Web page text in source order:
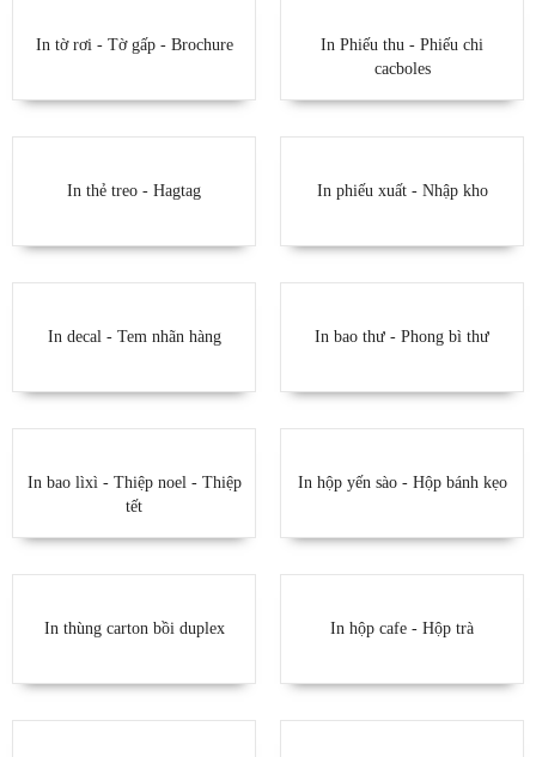
In tờ rơi - Tờ gấp - Brochure
In Phiếu thu - Phiếu chi
cacboles
In thẻ treo - Hagtag In phiếu xuất - Nhập kho
In decal - Tem nhãn hàng In bao thư - Phong bì thư
In bao lìxì - Thiệp noel - Thiệp
tết
In hộp yến sào - Hộp bánh kẹo
In thùng carton bồi duplex In hộp cafe - Hộp trà